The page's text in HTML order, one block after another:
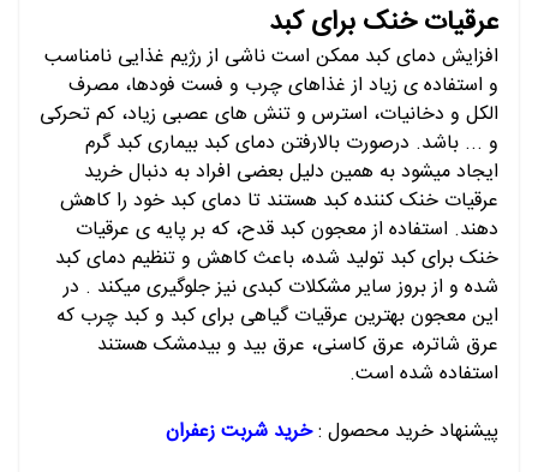
عرقیات خنک برای کبد
افزایش دمای کبد ممکن است ناشی از رژیم غذایی نامناسب
و استفاده ی زیاد از غذاهای چرب و فست فودها، مصرف
الکل و دخانیات، استرس و تنش های عصبی زیاد، کم تحرکی
و ... باشد. درصورت بالارفتن دمای کبد بیماری کبد گرم
ایجاد میشود به همین دلیل بعضی افراد به دنبال خرید
عرقیات خنک کننده کبد هستند تا دمای کبد خود را کاهش
دهند. استفاده از معجون کبد قدح، که بر پایه ی عرقیات
خنک برای کبد تولید شده، باعث کاهش و تنظیم دمای کبد
شده و از بروز سایر مشکلات کبدی نیز جلوگیری میکند . در
این معجون بهترین عرقیات گیاهی برای کبد و کبد چرب که
عرق شاتره، عرق کاسنی، عرق بید و بیدمشک هستند
استفاده شده است.
پیشنهاد خرید محصول :خرید شربت زعفران